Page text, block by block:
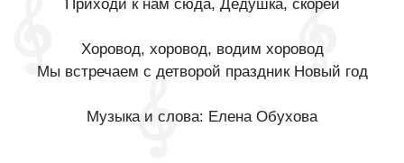
Приходи к нам сюда, Дедушка, скорей
Хоровод, хоровод, водим хоровод
Мы встречаем с детворой праздник Новый год
Музыка и слова: Елена Обухова